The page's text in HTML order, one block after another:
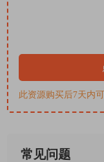
此资源购买后7天内可
常见问题